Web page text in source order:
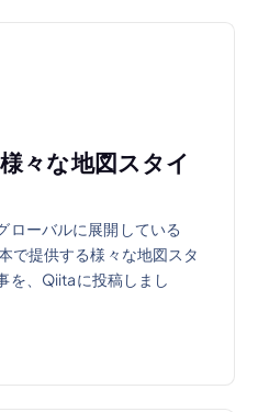
々な地図スタイ
ローバルに展開している
で提供する様々な地図スタ
を、Qiitaに投稿しまし